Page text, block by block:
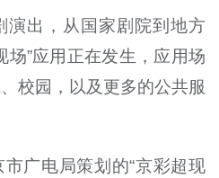
演出，从国家剧院到地方
场”应用正在发生，应用场
校园，以及更多的公共服
广电局策划的“京彩超现